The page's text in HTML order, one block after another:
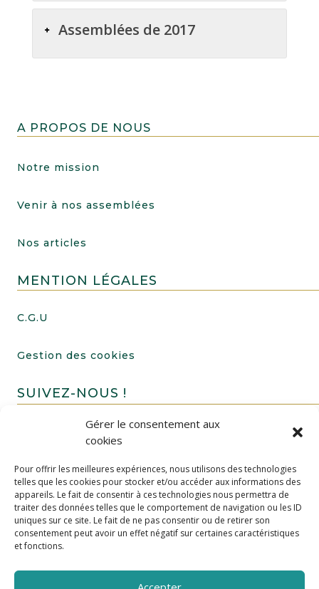
Gérer le consentement aux
cookies
Pour offrir les meilleures expériences, nous utilisons des technologies
telles que les cookies pour stocker et/ou accéder aux informations des
appareils. Le fait de consentir à ces technologies nous permettra de
traiter des données telles que le comportement de navigation ou les ID
uniques sur ce site. Le fait de ne pas consentir ou de retirer son
consentement peut avoir un effet négatif sur certaines caractéristiques
et fonctions.
Assemblées de 2017
A PROPOS DE NOUS
Notre mission
Venir à nos assemblées
Nos articles
MENTION LÉGALES
C.G.U
Gestion des cookies
SUIVEZ-NOUS !
FAIRE UN DON